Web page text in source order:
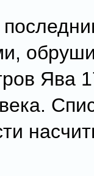
Ява